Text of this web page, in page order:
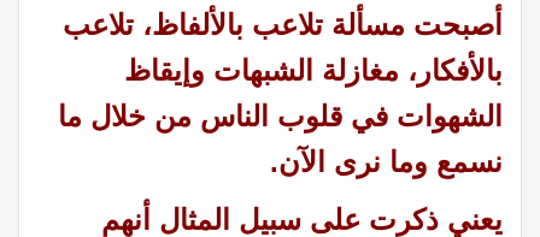
أصبحت مسألة تلاعب بالألفاظ، تلاعب
بالأفكار، مغازلة الشبهات وإيقاظ
الشهوات في قلوب الناس من خلال ما
نسمع وما نرى الآن.
يعني ذكرت على سبيل المثال أنهم